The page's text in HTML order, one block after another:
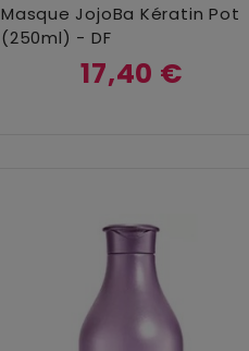
Ajouter Au Panier
Masque JojoBa Kératin Pot
(250ml) - DF
17,40 €